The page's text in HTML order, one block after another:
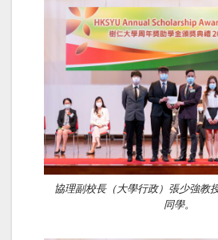
協理副校長（大學行政）張少強教
同學。